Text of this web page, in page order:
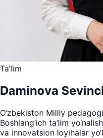
Ta'lim
Daminova
O‘zbekiston Milliy
Boshlang‘ich ta’lim
va innovatsion loyihalar